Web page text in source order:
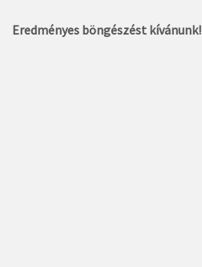
Eredményes böngészést kívánunk!